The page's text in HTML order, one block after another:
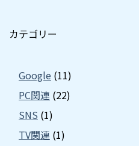
カテゴリー
Google (11)
PC関連 (22)
SNS (1)
TV関連 (1)